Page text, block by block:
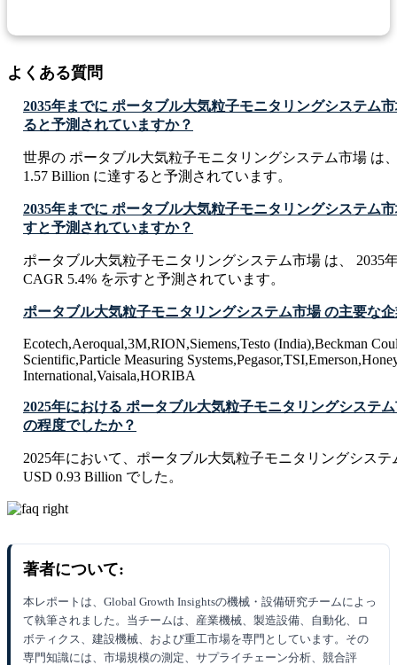
よくある質問
2035年までに ポータブル大気粒子モニタリングシステム
ると予測されていますか？
世界の ポータブル大気粒子モニタリングシステム市場 は
1.57 Billion に達すると予測されています。
2035年までに ポータブル大気粒子モニタリングシステム
すと予測されていますか？
ポータブル大気粒子モニタリングシステム市場 は、 2035
CAGR 5.4% を示すと予測されています。
ポータブル大気粒子モニタリングシステム市場 の主要な
Ecotech,Aeroqual,3M,RION,Siemens,Testo (India),Beckman
Scientific,Particle Measuring
International,Vaisala,HORIBA
2025年における ポータブル大気粒子モニタリングシステ
の程度でしたか？
2025年において、ポータブル大気粒子モニタリングシス
USD 0.93 Billion でした。
著者について:
本レポートは、Global Growth Insightsの機械・設備研究チームによっ
て執筆されました。当チームは、産業機械、製造設備、自動化、ロ
ボティクス、建設機械、および重工市場を専門としています。その
専門知識には、市場規模の測定、サプライチェーン分析、競合評